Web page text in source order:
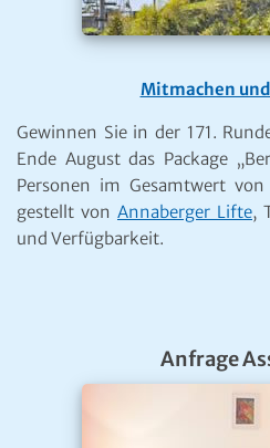
Mitmachen
Gewinnen Sie in der 171.
Ende August das Package
Personen im Gesamtwert
gestellt von Annaberger Lifte,
und Verfügbarkeit.
Anfrage